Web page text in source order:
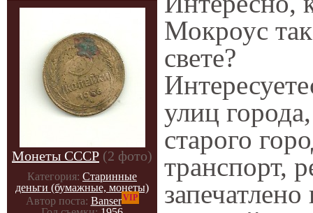
Монеты СССР (2 фото)
Категория: Старинные
деньги (бумажные, монеты)
Автор поста: BanserVIP
Мокроус
свете?
улиц
старого
транспорт,